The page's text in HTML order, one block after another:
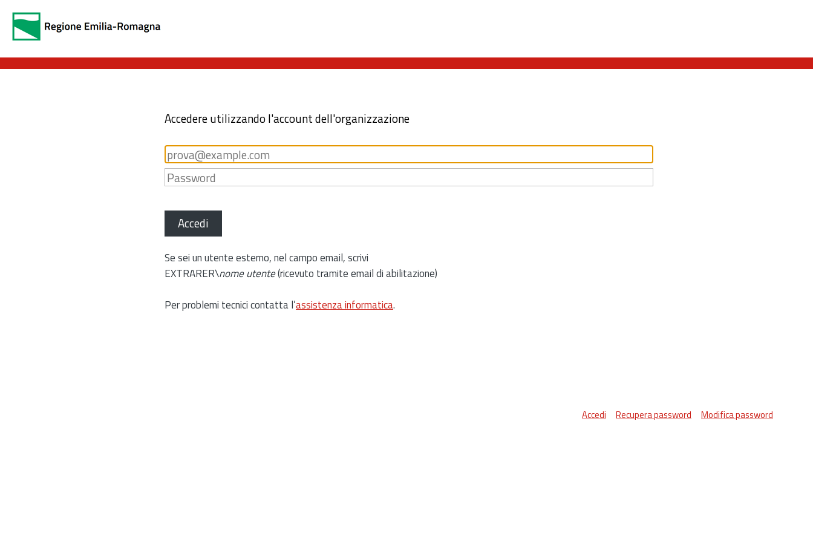
Accedere utilizzando l'account dell'organizzazione
Accedi
Se sei un utente esterno, nel campo email, scrivi
EXTRARER\nome utente(ricevuto tramite email di abilitazione)
Per problemi tecnici contatta l’assistenza informatica.
Accedi Recupera password Modifica password